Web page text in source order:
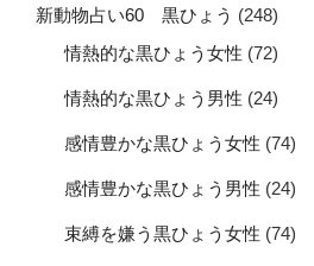
新動物占い60 黒ひょう (248)
情熱的な黒ひょう女性 (72)
情熱的な黒ひょう男性 (24)
感情豊かな黒ひょう女性 (74)
感情豊かな黒ひょう男性 (24)
束縛を嫌う黒ひょう女性 (74)